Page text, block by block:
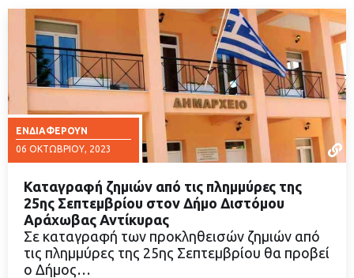
ΕΝΔΙΑΦΈΡΟΥΝ
06 ΟΚΤΩΒΡΊΟΥ, 2023
ΔΙΑΒΑΣΤΕ ΠΕΡΙΣΣΟΤΕΡΑ
Καταγραφή ζημιών από τις πλημμύρες της
25ης Σεπτεμβρίου στον Δήμο Διστόμου
Αράχωβας Αντίκυρας
Σε καταγραφή των προκληθεισών ζημιών από
τις πλημμύρες της 25ης Σεπτεμβρίου θα προβεί
ο Δήμος…